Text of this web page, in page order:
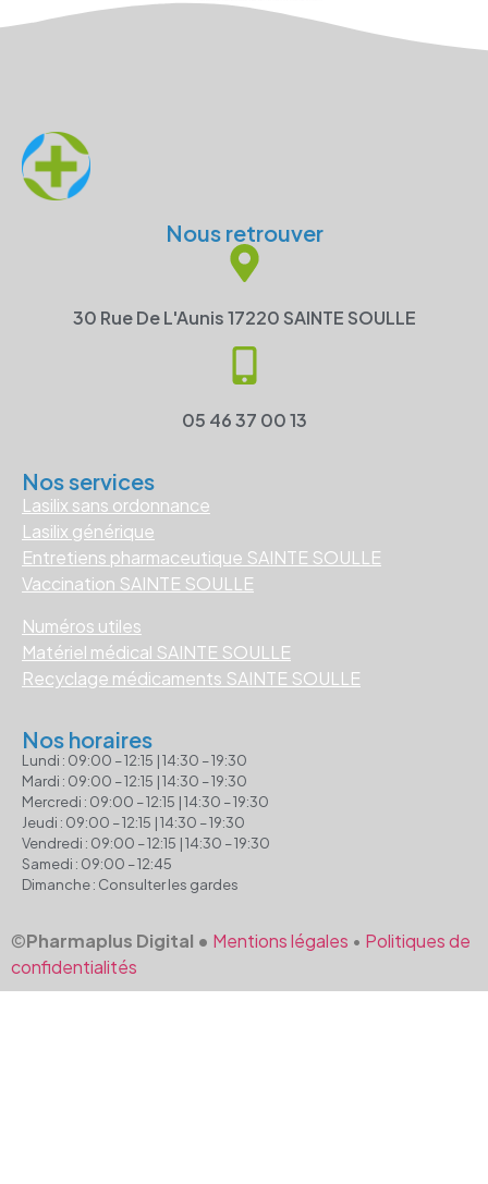
Nous retrouver
30 Rue De L'Aunis 17220 SAINTE SOULLE
05 46 37 00 13
Nos services
Lasilix sans ordonnance
Lasilix générique
Entretiens pharmaceutique SAINTE SOULLE
Vaccination SAINTE SOULLE
Numéros utiles
Matériel médical SAINTE SOULLE
Recyclage médicaments SAINTE SOULLE
Nos horaires
Lundi : 09:00 – 12:15 | 14:30 – 19:30
Mardi : 09:00 – 12:15 | 14:30 – 19:30
Mercredi : 09:00 – 12:15 | 14:30 – 19:30
Jeudi : 09:00 – 12:15 | 14:30 – 19:30
Vendredi : 09:00 – 12:15 | 14:30 – 19:30
Samedi : 09:00 – 12:45
Dimanche : Consulter les gardes
©Pharmaplus Digital • Mentions légales • Politiques de
confidentialités